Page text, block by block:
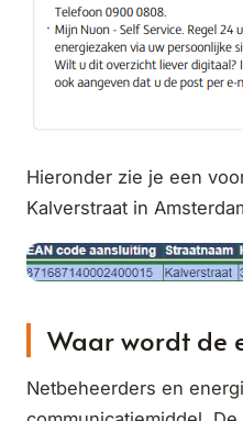
Hieronder zie je een
Kalverstraat in
Waar wordt de
Netbeheerders en